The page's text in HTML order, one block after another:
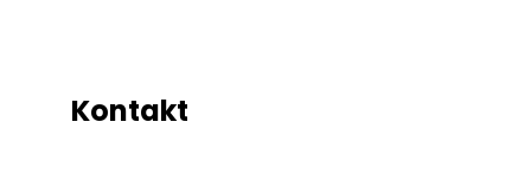
Kontakt